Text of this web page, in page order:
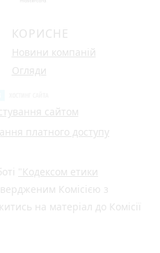
КОРИСНЕ
Новини компаній
Огляди
сайтом
платного доступу
"Кодексом етики
Комісією з
на матеріал до Комісії